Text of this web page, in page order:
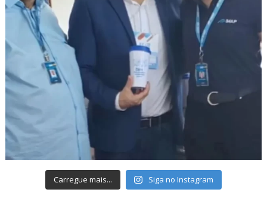
Carregue mais... Siga no Instagram